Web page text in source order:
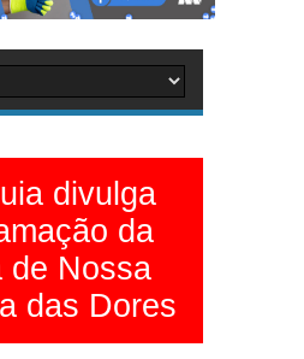
divulga
da
de Nossa
das Dores